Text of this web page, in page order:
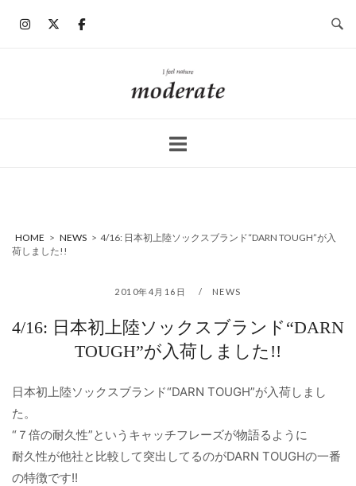
ホ
ー
HOME > NEWS > 4/16: 日本初上陸ソックスブランド“DARN TOUGH”が入
荷しました!!
2010年4月16日 NEWS
4/16: 日本初上陸ソックスブランド“DARN
TOUGH”が入荷しました!!
日本初上陸ソックスブランド“DARN TOUGH”が入荷しまし
た。
“７倍の耐久性”というキャッチフレーズが物語るように
耐久性が他社と比較して突出してるのがDARN TOUGHの一番
の特徴です!!